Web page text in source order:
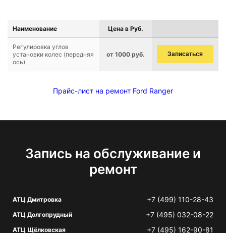
Наименование Цена в Руб.
Регулировка углов
установки колес (передняя
ось)
от 1000 руб. Записаться
Прайс-лист на ремонт Ford Ranger
Запись на обслуживание и
ремонт
АТЦ Дмитровка +7 (499) 110-28-43
АТЦ Долгопрудный +7 (495) 032-08-22
АТЦ Щёлковская +7 (495) 162-90-81